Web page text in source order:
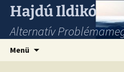
Hajdú Ildikó
Alternatív
Menü